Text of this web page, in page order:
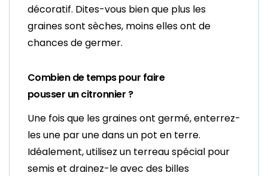
décoratif. Dites-vous bien que plus les
graines sont sèches, moins elles ont de
chances de germer.
Combiendetempspour faire
pousser uncitronnier ?
Une fois que les graines ont germé, enterrez-
les une par une dans un pot en terre.
Idéalement, utilisez un terreau spécial pour
semis et drainez-le avec des billes